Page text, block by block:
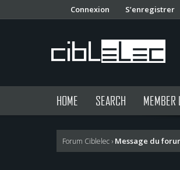
Connexion S’enregistrer
HOME SEARCH MEMBER
Forum Ciblelec › Message du